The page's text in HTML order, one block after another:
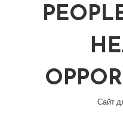
Сайт